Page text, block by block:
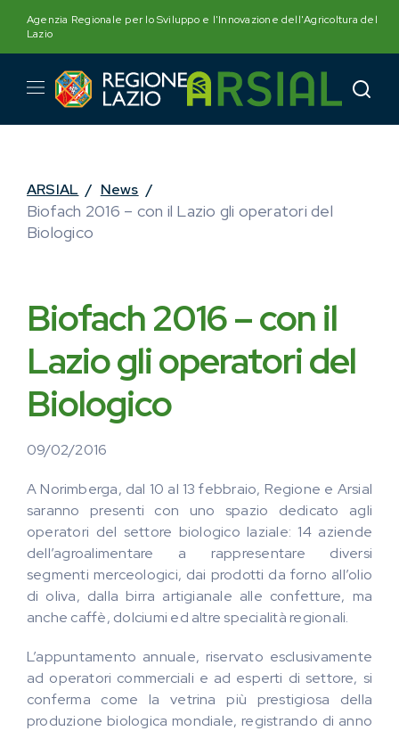
content
Agenzia Regionale per lo Sviluppo e l'Innovazione dell'Agricoltura del
Lazio
ARSIAL / News /
Biofach 2016 – con il Lazio gli operatori del
Biologico
Biofach 2016 – con il
Lazio gli operatori del
Biologico
09/02/2016
A Norimberga, dal 10 al 13 febbraio, Regione e Arsial
saranno presenti con uno spazio dedicato agli
operatori del settore biologico laziale: 14 aziende
dell’agroalimentare a rappresentare diversi
segmenti merceologici, dai prodotti da forno all’olio
di oliva, dalla birra artigianale alle confetture, ma
anche caffè, dolciumi ed altre specialità regionali.
L’appuntamento annuale, riservato esclusivamente
ad operatori commerciali e ad esperti di settore, si
conferma come la vetrina più prestigiosa della
produzione biologica mondiale, registrando di anno